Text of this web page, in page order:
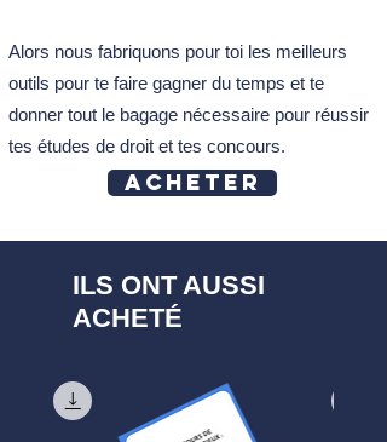
Alors nous fabriquons pour toi les meilleurs
outils pour te faire gagner du temps et te
donner tout le bagage nécessaire pour réussir
tes études de droit et tes concours.
Acheter
ILS ONT AUSSI
ACHETÉ